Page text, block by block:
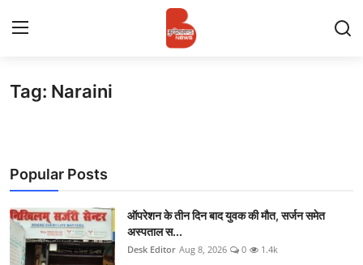
Login
प्रमुख ख़बर
अपना शहर
राज्य
Tag: Naraini
Popular Posts
ऑपरेशन के तीन दिन बाद युवक की मौत, सर्जन समेत
अस्पताल स...
Desk Editor Aug 8, 2026 0 1.4k